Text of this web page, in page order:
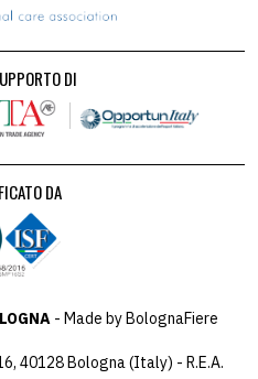
DI
DA
- Made by BolognaFiere
40128 Bologna (Italy) - R.E.A.